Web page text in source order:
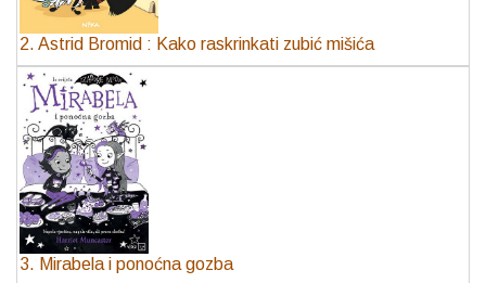
2. Astrid Bromid : Kako raskrinkati zubić mišića
3. Mirabela i ponoćna gozba